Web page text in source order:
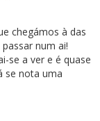
chegámos à das
num ai!
se a ver e é quase
se nota uma